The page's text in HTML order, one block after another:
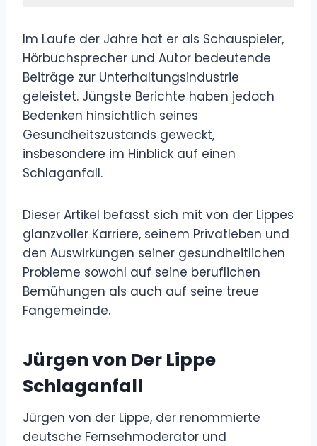
Im Laufe der Jahre hat er als Schauspieler,
Hörbuchsprecher und Autor bedeutende
Beiträge zur Unterhaltungsindustrie
geleistet. Jüngste Berichte haben jedoch
Bedenken hinsichtlich seines
Gesundheitszustands geweckt,
insbesondere im Hinblick auf einen
Schlaganfall.
Dieser Artikel befasst sich mit von der Lippes
glanzvoller Karriere, seinem Privatleben und
den Auswirkungen seiner gesundheitlichen
Probleme sowohl auf seine beruflichen
Bemühungen als auch auf seine treue
Fangemeinde.
Jürgen von Der Lippe
Schlaganfall
Jürgen von der Lippe, der renommierte
deutsche Fernsehmoderator und